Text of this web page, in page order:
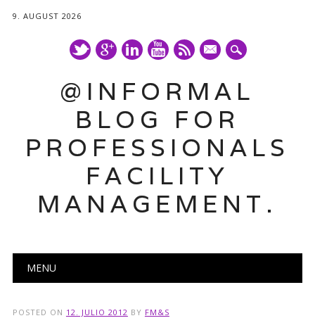
9. AUGUST 2026
mail
@INFORMAL
BLOG FOR
PROFESSIONALS
FACILITY
MANAGEMENT.
Main menu
MENU
POSTED ON 12. JULIO 2012 BY FM&S